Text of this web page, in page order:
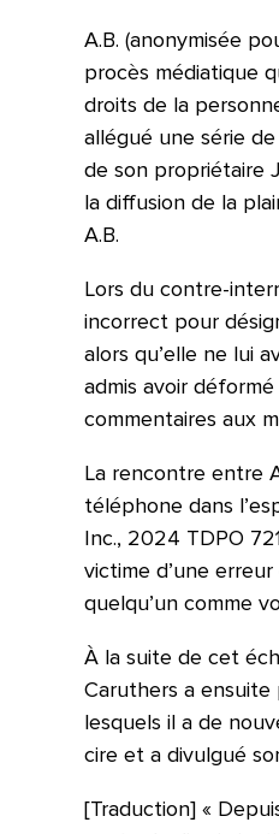
A.B. (anonymisée
procès médiatique
droits de la
allégué une série
de son propriétaire
la diffusion de la
A.B.
Lors du contre-
incorrect pour
alors qu’elle ne lui
admis avoir
commentaires aux
La rencontre entre
téléphone dans
Inc., 2024 TDPO
victime d’une
quelqu’un comme
À la suite de cet
Caruthers a ensuite
lesquels il a de
cire et a divulgué
[Traduction] «